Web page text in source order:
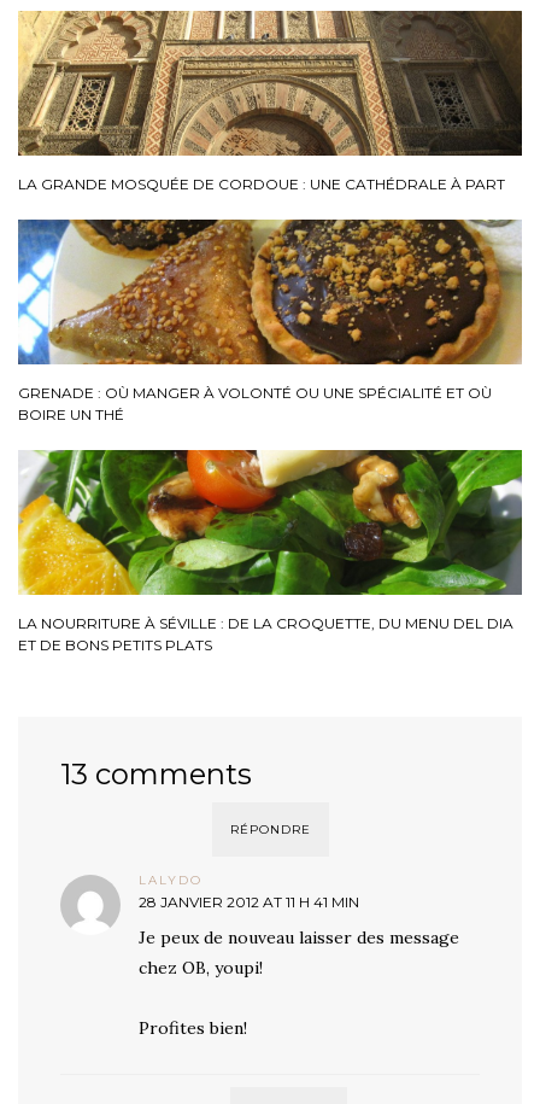
LA GRANDE MOSQUÉE DE CORDOUE : UNE CATHÉDRALE À PART
GRENADE : OÙ MANGER À VOLONTÉ OU UNE SPÉCIALITÉ ET OÙ
BOIRE UN THÉ
LA NOURRITURE À SÉVILLE : DE LA CROQUETTE, DU MENU DEL DIA
ET DE BONS PETITS PLATS
13 comments
RÉPONDRE
LALYDO
28 JANVIER 2012 AT 11 H 41 MIN
Je peux de nouveau laisser des message
chez OB, youpi!
Profites bien!